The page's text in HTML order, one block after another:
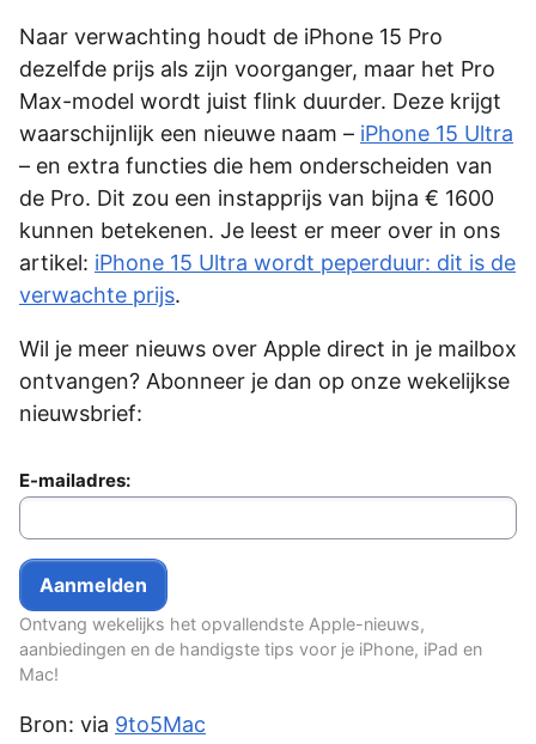
Naar verwachting houdt de iPhone 15 Pro
dezelfde prijs als zijn voorganger, maar het Pro
Max-model wordt juist flink duurder. Deze krijgt
waarschijnlijk een nieuwe naam – iPhone 15 Ultra
– en extra functies die hem onderscheiden van
de Pro. Dit zou een instapprijs van bijna € 1600
kunnen betekenen. Je leest er meer over in ons
artikel: iPhone 15 Ultra wordt peperduur: dit is de
verwachte prijs.
Wil je meer nieuws over Apple direct in je mailbox
ontvangen? Abonneer je dan op onze wekelijkse
nieuwsbrief:
E-mailadres:
Ontvang wekelijks het opvallendste Apple-nieuws,
aanbiedingen en de handigste tips voor je iPhone, iPad en
Mac!
Bron: via 9to5Mac